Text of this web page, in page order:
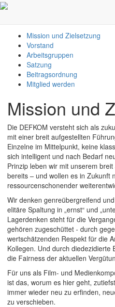
Mission und Zielsetzung
Vorstand
Arbeitsgruppen
Satzung
Beitragsordnung
Mitglied werden
Mission und
Die DEFKOM versteht sich als
mit einer breit aufgestellten
Einzelne im Mittelpunkt, keine
sich intelligent und nach Bedarf
Prinzip leben wir mit unserem
bereits – und wollen es in Zukunft
ressourcenschonender
Wir denken genreübergreifend
elitäre Spaltung in „ernst“ und
Lagerdenken steht für die
gehören zugeschüttet - durch
wertschätzenden Respekt für die
Kollegen. Und durch diedezidierte
die Fairness der aktuellen
Für uns als Film- und
ist das, worum es hier geht,
immer wieder neu zu erﬁnden,
zu verschieben.